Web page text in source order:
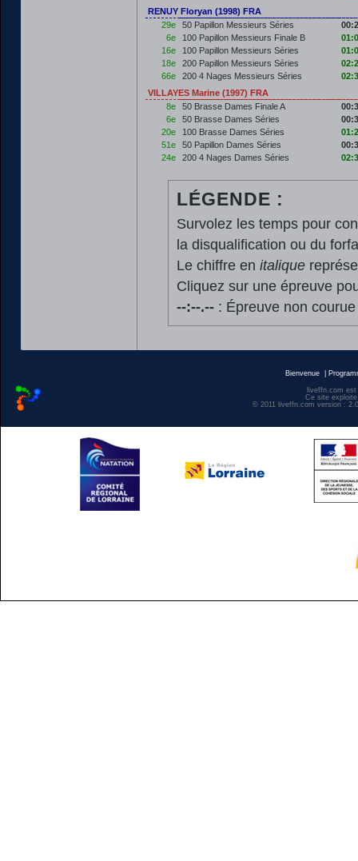
RENUY Floryan (1998) FRA
29e
50 Papillon Messieurs Séries
6e
100 Papillon Messieurs Finale B
16e
100 Papillon Messieurs Séries
18e
200 Papillon Messieurs Séries
66e
200 4 Nages Messieurs Séries
VILLAYES Marine (1997) FRA
8e
50 Brasse Dames Finale A
6e
50 Brasse Dames Séries
20e
100 Brasse Dames Séries
51e
50 Papillon Dames Séries
24e
200 4 Nages Dames Séries
LÉGENDE :
Survolez les temps pour
la disqualification ou du
Le chiffre en italique
Cliquez sur une épreuve
--:--.--: Épreuve non
Bienvenue
liveffn.com
Ce site
© 2011 liveffn.com version :